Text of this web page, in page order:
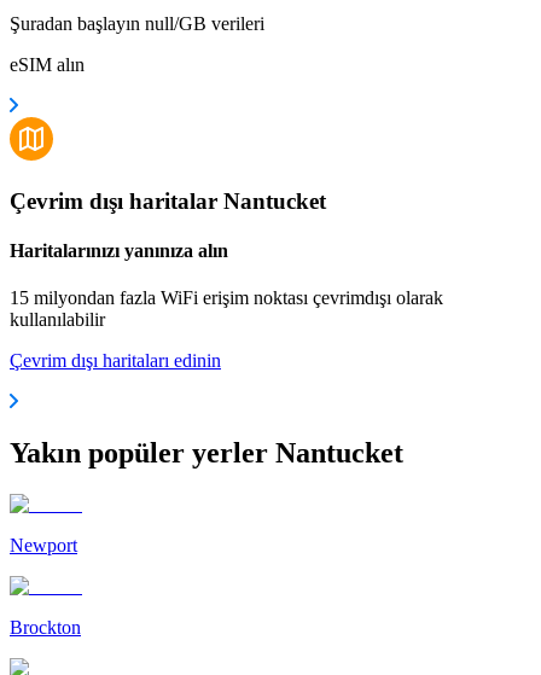
Şuradan başlayın null/GB verileri
eSIM alın
Çevrim dışı haritalar Nantucket
Haritalarınızı yanınıza alın
15 milyondan fazla WiFi erişim noktası çevrimdışı olarak
kullanılabilir
Çevrim dışı haritaları edinin
Yakın popüler yerler Nantucket
Newport
Brockton